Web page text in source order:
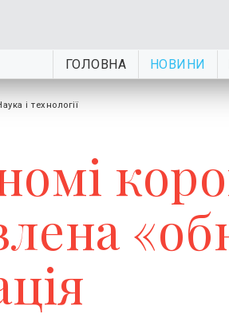
ГОЛОВНА НОВИНИ
і технології